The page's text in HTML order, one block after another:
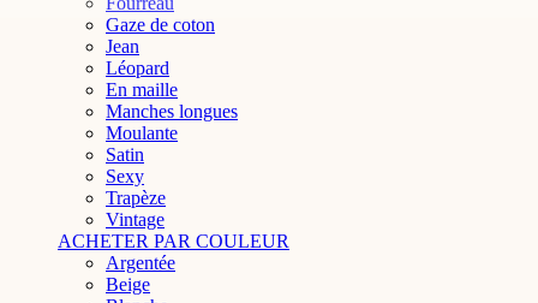
Gaze de coton
Jean
Léopard
En maille
Manches longues
Moulante
Satin
Sexy
Trapèze
Vintage
ACHETER PAR COULEUR
Argentée
Beige